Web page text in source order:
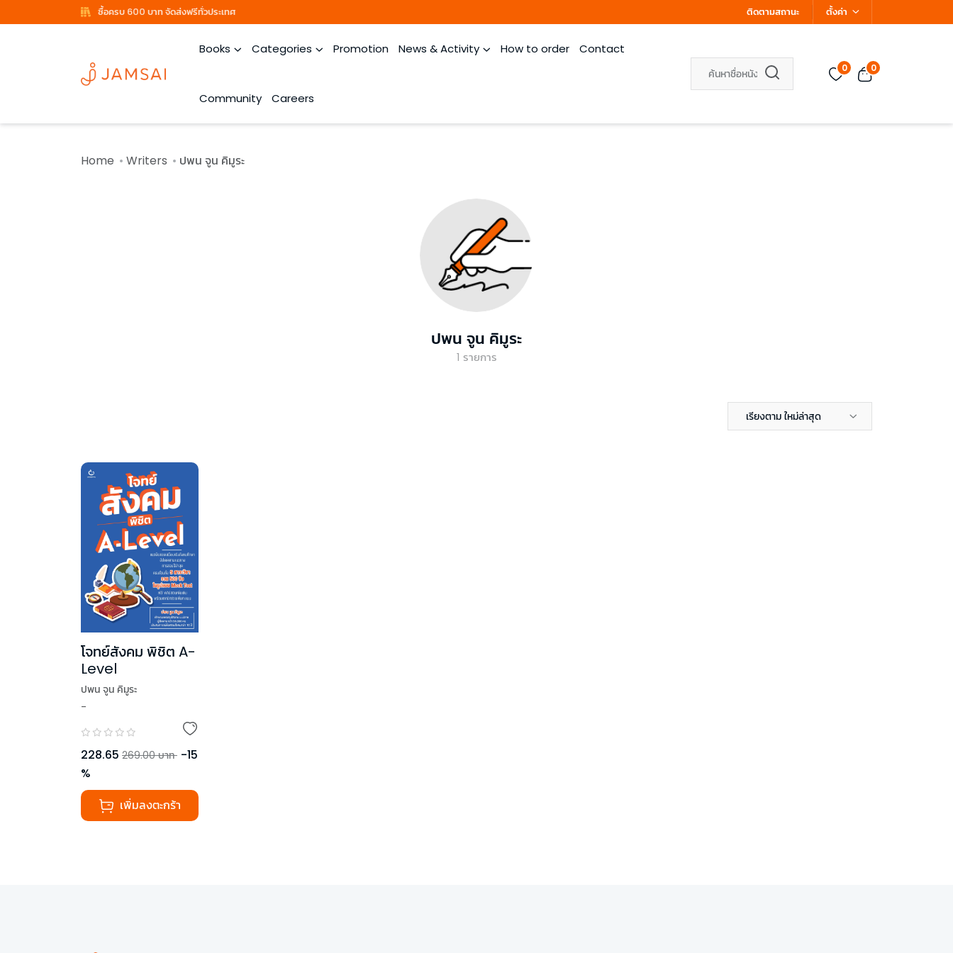
ซื้อครบ 600 บาท จัดส่งฟรีทั่วประเทศ ติดตามสถานะ ตั้งค่า
Books Categories Promotion News & Activity How to order Contact
Community Careers
0 0
Home Writers ปพน จูน คิมูระ
ปพน จูน คิมูระ
1 รายการ
เรียงตาม ใหม่ล่าสุด
โจทย์สังคม พิชิต A-
Level
ปพน จูน คิมูระ
-
228.65 269.00 บาท -15
%
เพิ่มลงตะกร้า